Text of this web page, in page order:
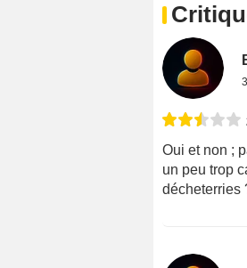
Oui et non ;
un peu trop
décheterries